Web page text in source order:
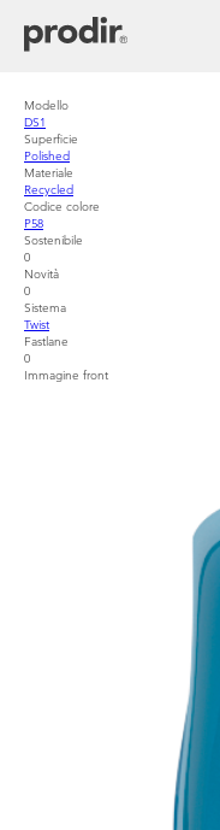
Modello
DS1
Superficie
Polished
Materiale
Recycled
Codice colore
P58
Sostenibile
0
Novità
0
Sistema
Twist
Fastlane
0
Immagine front